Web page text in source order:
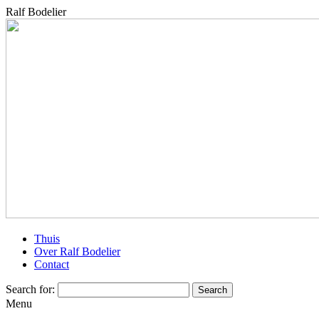
Ralf Bodelier
Thuis
Over Ralf Bodelier
Contact
Search for:
Menu